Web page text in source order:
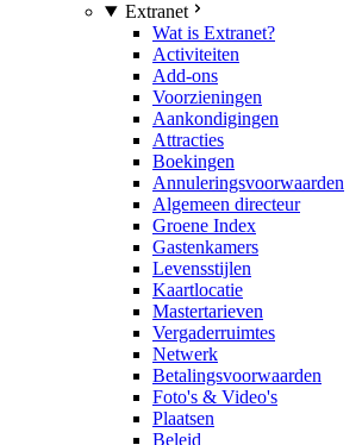
Extranet
Wat is Extranet?
Activiteiten
Add-ons
Voorzieningen
Aankondigingen
Attracties
Boekingen
Annuleringsvoorwaarden
Algemeen directeur
Groene Index
Gastenkamers
Levensstijlen
Kaartlocatie
Mastertarieven
Vergaderruimtes
Netwerk
Betalingsvoorwaarden
Foto's & Video's
Plaatsen
Beleid